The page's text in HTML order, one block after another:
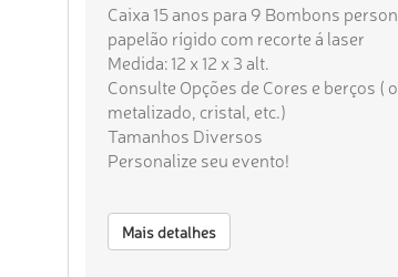
Caixa 15 anos para 9 Bombons
papelão rígido com recorte á laser
Medida: 12 x 12 x 3 alt.
Consulte Opções de Cores e berços (
metalizado, cristal, etc.)
Tamanhos Diversos
Personalize seu evento!
Mais detalhes